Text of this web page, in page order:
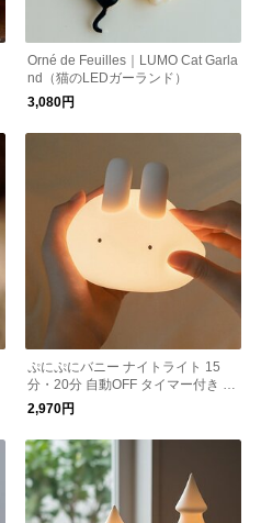
Orné de Feuilles｜LUMO Cat Garla
nd（猫のLEDガーランド）
3,080円
ぷにぷにバニー ナイトライト 15
分・20分 自動OFF タイマー付き ／
授乳 LED MUID
2,970円